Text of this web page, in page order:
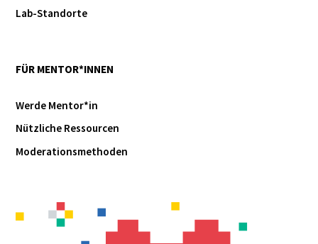
Lab-Standorte
FÜR MENTOR*INNEN
Werde Mentor*in
Nützliche Ressourcen
Moderationsmethoden